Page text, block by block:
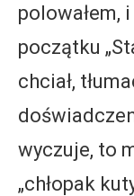
polowałem,
początku
chciał,
wyczuje, to
„chłopak